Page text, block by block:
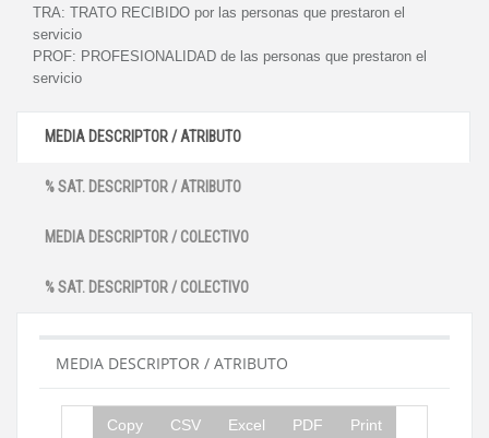
TRA: TRATO RECIBIDO por las personas que prestaron el
servicio
PROF: PROFESIONALIDAD de las personas que prestaron el
servicio
MEDIA DESCRIPTOR / ATRIBUTO
% SAT. DESCRIPTOR / ATRIBUTO
MEDIA DESCRIPTOR / COLECTIVO
% SAT. DESCRIPTOR / COLECTIVO
MEDIA DESCRIPTOR / ATRIBUTO
Copy CSV Excel PDF Print